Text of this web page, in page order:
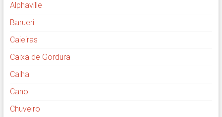
Alphaville
Barueri
Caieiras
Caixa de Gordura
Calha
Cano
Chuveiro